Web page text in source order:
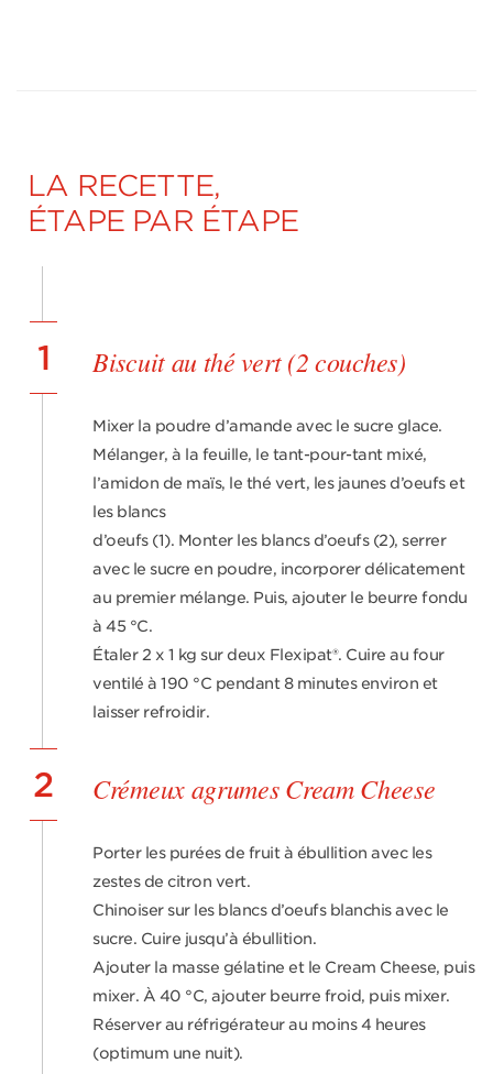
LA RECETTE,
ÉTAPE PAR ÉTAPE
1 Biscuit au thé vert (2 couches)
Mixer la poudre d’amande avec le sucre glace.
Mélanger, à la feuille, le tant-pour-tant mixé,
l’amidon de maïs, le thé vert, les jaunes d’oeufs et
les blancs
d’oeufs (1). Monter les blancs d’oeufs (2), serrer
avec le sucre en poudre, incorporer délicatement
au premier mélange. Puis, ajouter le beurre fondu
à 45 °C.
Étaler 2 x 1 kg sur deux Flexipat®. Cuire au four
ventilé à 190 °C pendant 8 minutes environ et
laisser refroidir.
2 Crémeux agrumes Cream Cheese
Porter les purées de fruit à ébullition avec les
zestes de citron vert.
Chinoiser sur les blancs d’oeufs blanchis avec le
sucre. Cuire jusqu’à ébullition.
Ajouter la masse gélatine et le Cream Cheese, puis
mixer. À 40 °C, ajouter beurre froid, puis mixer.
Réserver au réfrigérateur au moins 4 heures
(optimum une nuit).